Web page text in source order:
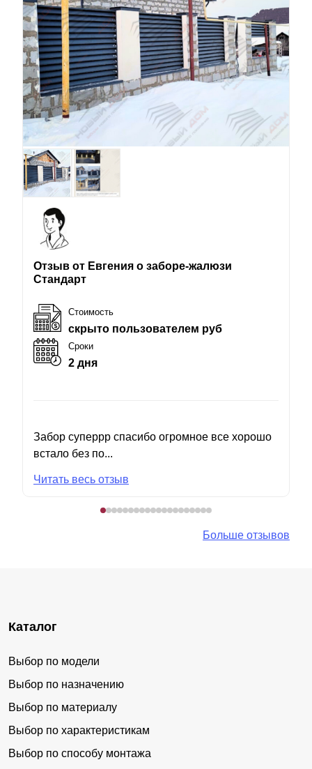
Отзыв от Евгения о заборе-жалюзи
Стандарт
Стоимость
скрыто пользователем руб
Сроки
2 дня
Забор суперрр спасибо огромное все хорошо
встало без по...
Читать весь отзыв
Больше отзывов
Каталог
Выбор по модели
Выбор по назначению
Выбор по материалу
Выбор по характеристикам
Выбор по способу монтажа